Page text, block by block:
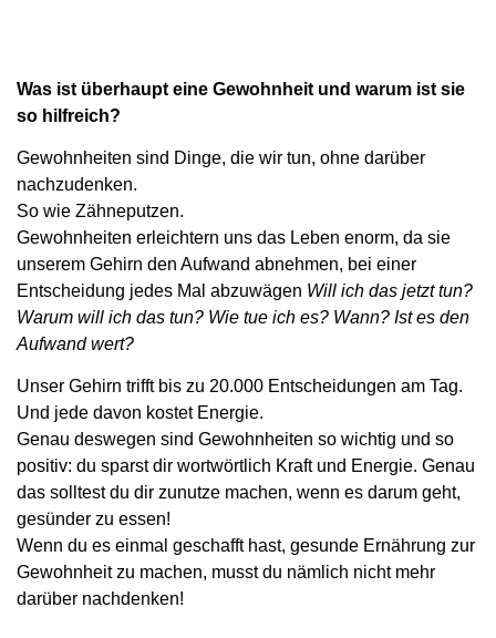
Was ist überhaupt eine Gewohnheit und warum ist sie
so hilfreich?
Gewohnheiten sind Dinge, die wir tun, ohne darüber
nachzudenken.
So wie Zähneputzen.
Gewohnheiten erleichtern uns das Leben enorm, da sie
unserem Gehirn den Aufwand abnehmen, bei einer
Entscheidung jedes Mal abzuwägen Will ich das jetzt tun?
Warum will ich das tun? Wie tue ich es? Wann? Ist es den
Aufwand wert?
Unser Gehirn trifft bis zu 20.000 Entscheidungen am Tag.
Und jede davon kostet Energie.
Genau deswegen sind Gewohnheiten so wichtig und so
positiv: du sparst dir wortwörtlich Kraft und Energie. Genau
das solltest du dir zunutze machen, wenn es darum geht,
gesünder zu essen!
Wenn du es einmal geschafft hast, gesunde Ernährung zur
Gewohnheit zu machen, musst du nämlich nicht mehr
darüber nachdenken!